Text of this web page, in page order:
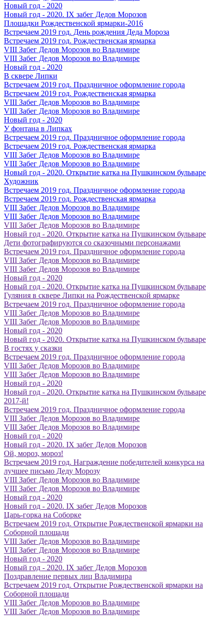
Новый год - 2020
Новый год - 2020. IX забег Дедов Морозов
Площадки Рождественской ярмарки-2016
Встречаем 2019 год. День рождения Деда Мороза
Встречаем 2019 год. Рождественская ярмарка
VIII Забег Дедов Морозов во Владимире
VIII Забег Дедов Морозов во Владимире
Новый год - 2020
В сквере Липки
Встречаем 2019 год. Праздничное оформление города
Встречаем 2019 год. Рождественская ярмарка
VIII Забег Дедов Морозов во Владимире
VIII Забег Дедов Морозов во Владимире
Новый год - 2020
У фонтана в Липках
Встречаем 2019 год. Праздничное оформление города
Встречаем 2019 год. Рождественская ярмарка
VIII Забег Дедов Морозов во Владимире
VIII Забег Дедов Морозов во Владимире
Новый год - 2020. Открытие катка на Пушкинском бульваре
Художник
Встречаем 2019 год. Праздничное оформление города
Встречаем 2019 год. Рождественская ярмарка
VIII Забег Дедов Морозов во Владимире
VIII Забег Дедов Морозов во Владимире
VIII Забег Дедов Морозов во Владимире
Новый год - 2020. Открытие катка на Пушкинском бульваре
Дети фотографируются со сказочными персонажами
Встречаем 2019 год. Праздничное оформление города
VIII Забег Дедов Морозов во Владимире
VIII Забег Дедов Морозов во Владимире
Новый год - 2020
Новый год - 2020. Открытие катка на Пушкинском бульваре
Гуляния в сквере Липки на Рождественской ярмарке
Встречаем 2019 год. Праздничное оформление города
VIII Забег Дедов Морозов во Владимире
VIII Забег Дедов Морозов во Владимире
Новый год - 2020
Новый год - 2020. Открытие катка на Пушкинском бульваре
В гостях у сказки
Встречаем 2019 год. Праздничное оформление города
VIII Забег Дедов Морозов во Владимире
VIII Забег Дедов Морозов во Владимире
Новый год - 2020
Новый год - 2020. Открытие катка на Пушкинском бульваре
2017-й!
Встречаем 2019 год. Праздничное оформление города
VIII Забег Дедов Морозов во Владимире
VIII Забег Дедов Морозов во Владимире
Новый год - 2020
Новый год - 2020. IX забег Дедов Морозов
Ой, мороз, мороз!
Встречаем 2019 год. Награждение победителей конкурса на
лучшее письмо Деду Морозу
VIII Забег Дедов Морозов во Владимире
VIII Забег Дедов Морозов во Владимире
Новый год - 2020
Новый год - 2020. IX забег Дедов Морозов
Царь-горка на Соборке
Встречаем 2019 год. Открытие Рождественской ярмарки на
Соборной площади
VIII Забег Дедов Морозов во Владимире
VIII Забег Дедов Морозов во Владимире
Новый год - 2020
Новый год - 2020. IX забег Дедов Морозов
Поздравление первых лиц Владимира
Встречаем 2019 год. Открытие Рождественской ярмарки на
Соборной площади
VIII Забег Дедов Морозов во Владимире
VIII Забег Дедов Морозов во Владимире